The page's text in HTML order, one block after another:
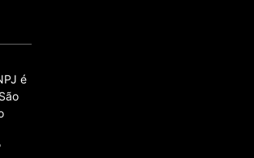
é